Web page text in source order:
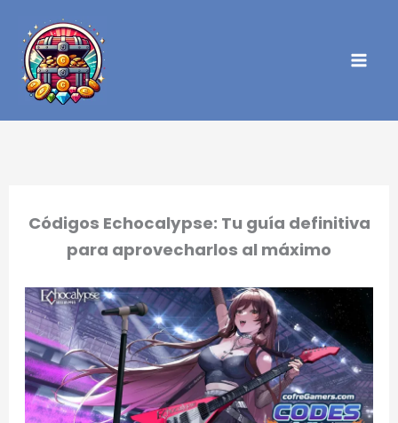
contenido
Códigos Echocalypse: Tu guía definitiva
para aprovecharlos al máximo